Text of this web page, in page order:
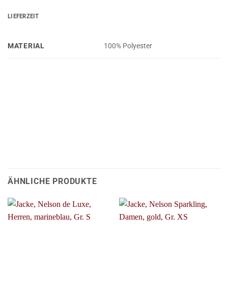
LIEFERZEIT
MATERIAL 100% Polyester
ÄHNLICHE PRODUKTE